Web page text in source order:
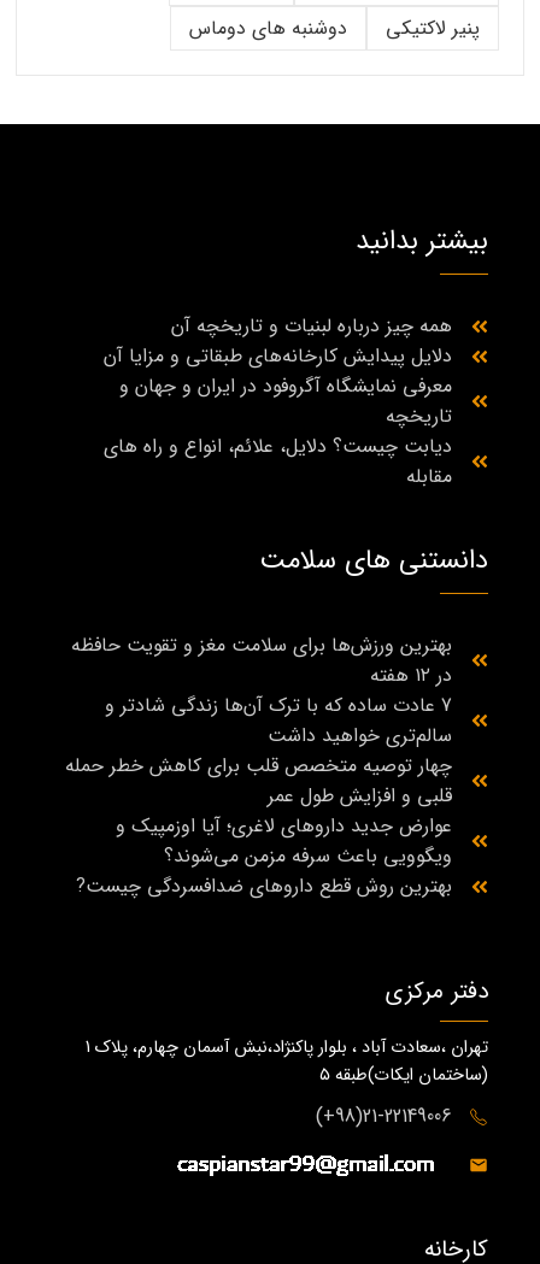
پنیر لاکتیکی
دوشنبه های دوماس
بیشتر بدانید
همه چیز درباره لبنیات و تاریخچه آن
دلایل پیدایش کارخانه‌های طبقاتی و مزایا آن
معرفی نمایشگاه آگروفود در ایران و جهان و
تاریخچه
دیابت چیست؟ دلایل، علائم، انواع و راه‌ های
مقابله
دانستنی های سلامت
بهترین ورزش‌ها برای سلامت مغز و تقویت حافظه
در ۱۲ هفته
7 عادت ساده که با ترک آن‌ها زندگی شادتر و
سالم‌تری خواهید داشت
چهار توصیه متخصص قلب برای کاهش خطر حمله
قلبی و افزایش طول عمر
عوارض جدید داروهای لاغری؛ آیا اوزمپیک و
ویگوویی باعث سرفه مزمن می‌شوند؟
بهترین روش قطع داروهای ضدافسردگی چیست?
دفتر مرکزی
تهران ،سعادت آباد ، بلوار پاکنژاد،نبش آسمان چهارم، پلاک 1
(ساختمان ايكات)طبقه ٥
21-22149006(98+)
کارخانه